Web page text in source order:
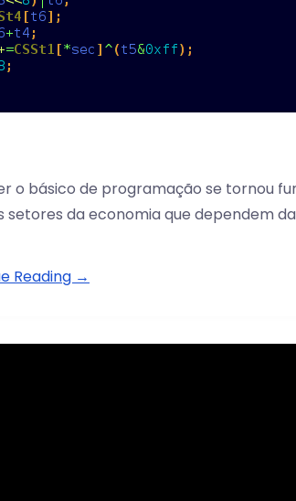
o básico de programação se tornou
setores da economia que dependem
Reading →